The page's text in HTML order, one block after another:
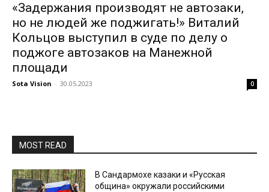
«Задержания производят не автозаки,
но не людей же поджигать!» Виталий
Кольцов выступил в суде по делу о
поджоге автозаков на Манежной
площади
Sota Vision - 30.05.2023 0
MOST READ
В Сандармохе казаки и «Русская
община» окружали российскими